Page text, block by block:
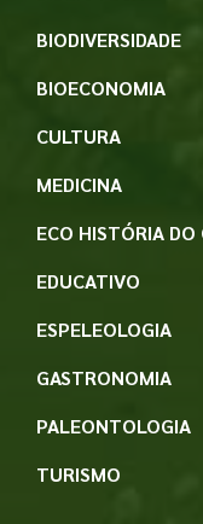
BIODIVERSIDADE
BIOECONOMIA
CULTURA
MEDICINA
ECO HISTÓRIA DO
EDUCATIVO
ESPELEOLOGIA
GASTRONOMIA
PALEONTOLOGIA
TURISMO